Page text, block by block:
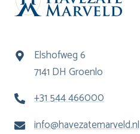
Elshofweg 6
7141 DH Groenlo
+31 544 466000
info@havezatemarveld.nl